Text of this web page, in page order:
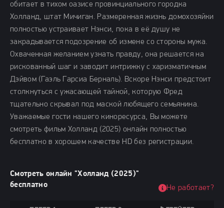
обитает в тихом оазисе провинциального городка
Холланд, штат Мичиган. Размеренная жизнь домохозяйки
полностью устраивает Нэнси, пока в её душу не
закрадывается подозрение об измене со стороны мужа.
Охваченная желанием узнать правду, она решается на
рискованный шаг и заводит интрижку с харизматичным
Дэйвом (Гаэль Гарсиа Берналь). Вскоре Нэнси предстоит
столкнуться с ужасающей тайной, которую Фред
тщательно скрывал под маской любящего семьянина.
Уважаемые гости нашего киноресурса, Вы можете
смотреть фильм Холланд (2025) онлайн полностью
бесплатно в хорошем качестве HD без регистрации.
Смотреть онлайн "Холланд (2025)"
бесплатно
Не работает?